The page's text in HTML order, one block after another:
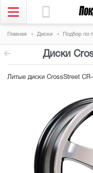
Главная Диски Подбор по
Диски
Литые диски CrossStreet